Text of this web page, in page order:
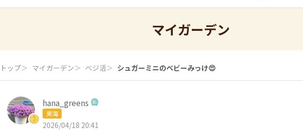
マイガーデン
トップ＞ マイガーデン＞ ベジ活＞ シュガーミニのベビーみっけ😍
hana_greens
東海
2026/04/18 20:41